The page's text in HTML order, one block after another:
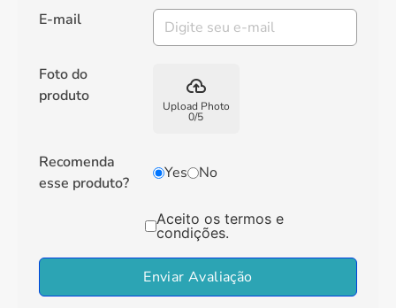
E-mail
Foto do
produto
backup
Upload Photo
0/5
Recomenda
esse produto?
Yes No
Aceito os termos e
condições.
Enviar Avaliação